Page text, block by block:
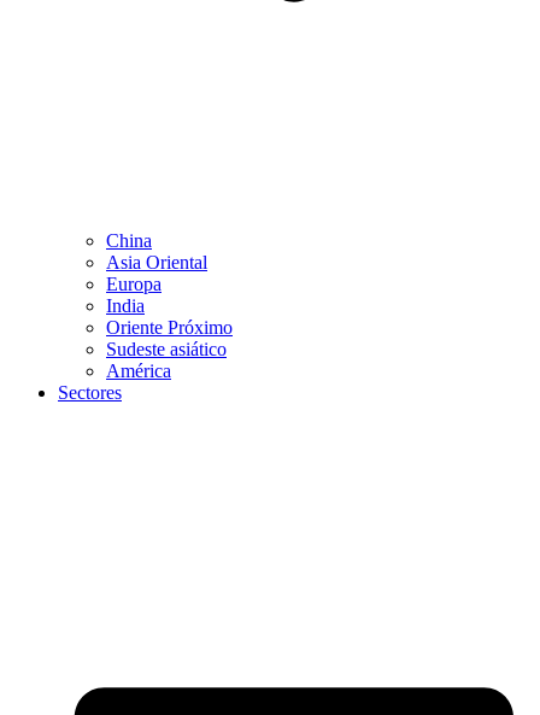
China
Asia Oriental
Europa
India
Oriente Próximo
Sudeste asiático
América
Sectores